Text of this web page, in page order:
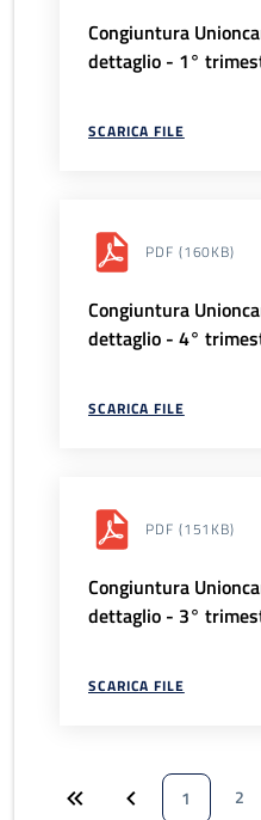
Congiuntura
dettaglio - 1°
SCARICA FILE
PDF (160KB)
Congiuntura
dettaglio - 4°
SCARICA FILE
PDF (151KB)
Congiuntura
dettaglio - 3°
SCARICA FILE
1 2